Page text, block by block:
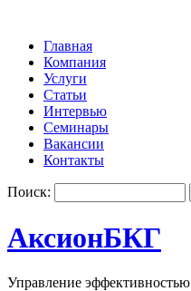
Главная
Компания
Услуги
Статьи
Интервью
Семинары
Вакансии
Контакты
Поиск:
АксионБКГ
Управление эффективностью